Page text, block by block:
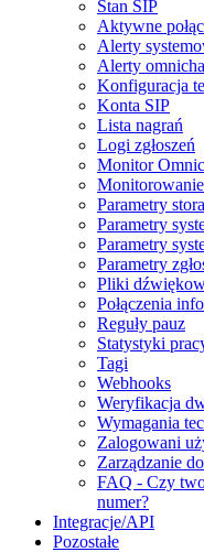
Stan SIP
Aktywne
Alerty
Alerty
Konfiguracja
Konta SIP
Lista nagrań
Logi zgłoszeń
Monitor
Parametry
Parametry
Parametry
Parametry
Pliki
Połączenia
Reguły pauz
Statystyki
Tagi
Webhooks
Weryfikacja
Wymagania
Zalogowani
Zarządzanie
FAQ - Czy
numer?
Integracje/API
Pozostałe